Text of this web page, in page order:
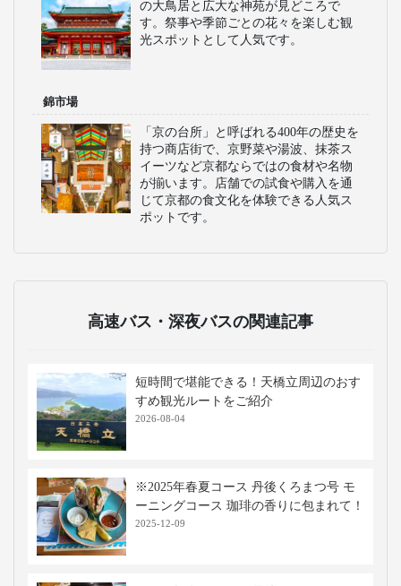
の大鳥居と広大な神苑が見どころで
す。祭事や季節ごとの花々を楽しむ観
光スポットとして人気です。
錦市場
「京の台所」と呼ばれる400年の歴史を
持つ商店街で、京野菜や湯波、抹茶ス
イーツなど京都ならではの食材や名物
が揃います。店舗での試食や購入を通
じて京都の食文化を体験できる人気ス
ポットです。
高速バス・深夜バスの関連記事
短時間で堪能できる！天橋立周辺のおす
すめ観光ルートをご紹介
2026-08-04
※2025年春夏コース 丹後くろまつ号 モ
ーニングコース 珈琲の香りに包まれて！
2025-12-09